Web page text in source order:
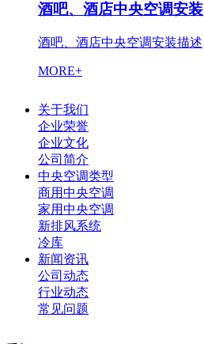
酒吧、酒店中央空调安装
酒吧、酒店中央空调安装描述
MORE+
关于我们
企业荣誉
企业文化
公司简介
中央空调类型
商用中央空调
家用中央空调
新排风系统
冷库
新闻资讯
公司动态
行业动态
常见问题